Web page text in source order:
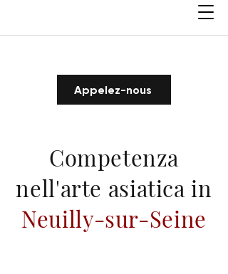
Appelez-nous
Competenza
nell'arte asiatica in
Neuilly-sur-Seine